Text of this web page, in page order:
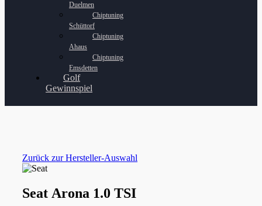
Duelmen
Chiptuning
Schüttorf
Chiptuning
Ahaus
Chiptuning
Emsdetten
Golf
Gewinnspiel
Zurück zur Hersteller-Auswahl
Seat Arona 1.0 TSI